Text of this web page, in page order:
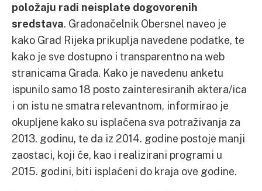
položaju radi neisplate dogovorenih
sredstava. Gradonačelnik Obersnel naveo je
kako Grad Rijeka prikuplja navedene podatke, te
kako je sve dostupno i transparentno na web
stranicama Grada. Kako je navedenu anketu
ispunilo samo 18 posto zainteresiranih aktera/ica
i on istu ne smatra relevantnom, informirao je
okupljene kako su isplaćena sva potraživanja za
2013. godinu, te da iz 2014. godine postoje manji
zaostaci, koji će, kao i realizirani programi u
2015. godini, biti isplaćeni do kraja ove godine.